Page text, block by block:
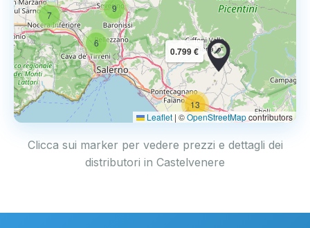
6
13
7
9
0.799 €
Leaflet | ©OpenStreetMapcontributors
Clicca sui marker per vedere prezzi e dettagli dei
distributori in Castelvenere